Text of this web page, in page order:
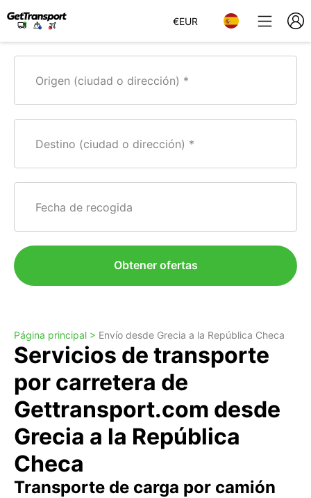
€EUR
Origen (ciudad o dirección)
Destino (ciudad o dirección)
Fecha de recogida
Obtener ofertas
Página principal > Envío desde Grecia a la República Checa
Servicios de transporte
por carretera de
Gettransport.com desde
Grecia a la República
Checa
Transporte de carga por camión